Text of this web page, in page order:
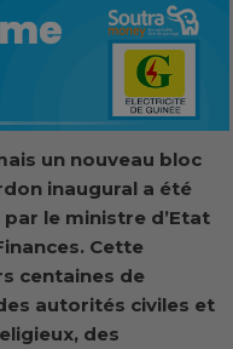
un nouveau bloc
inaugural a été
le ministre d’Etat
Cette
centaines de
autorités civiles et
des